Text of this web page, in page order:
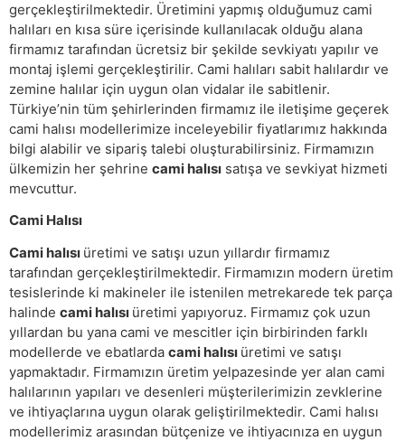
gerçekleştirilmektedir. Üretimini yapmış olduğumuz cami
halıları en kısa süre içerisinde kullanılacak olduğu alana
firmamız tarafından ücretsiz bir şekilde sevkiyatı yapılır ve
montaj işlemi gerçekleştirilir. Cami halıları sabit halılardır ve
zemine halılar için uygun olan vidalar ile sabitlenir.
Türkiye’nin tüm şehirlerinden firmamız ile iletişime geçerek
cami halısı modellerimize inceleyebilir fiyatlarımız hakkında
bilgi alabilir ve sipariş talebi oluşturabilirsiniz. Firmamızın
ülkemizin her şehrine cami halısı satışa ve sevkiyat hizmeti
mevcuttur.
Cami Halısı
Cami halısı üretimi ve satışı uzun yıllardır firmamız
tarafından gerçekleştirilmektedir. Firmamızın modern üretim
tesislerinde ki makineler ile istenilen metrekarede tek parça
halinde cami halısı üretimi yapıyoruz. Firmamız çok uzun
yıllardan bu yana cami ve mescitler için birbirinden farklı
modellerde ve ebatlarda cami halısı üretimi ve satışı
yapmaktadır. Firmamızın üretim yelpazesinde yer alan cami
halılarının yapıları ve desenleri müşterilerimizin zevklerine
ve ihtiyaçlarına uygun olarak geliştirilmektedir. Cami halısı
modellerimiz arasından bütçenize ve ihtiyacınıza en uygun